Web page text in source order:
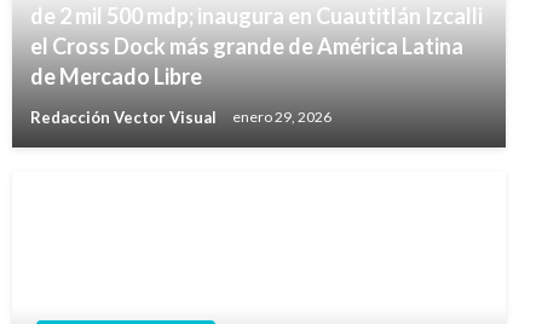
de 2 mil 500 mdp; inaugura en Cuautitlán Izcalli
el Cross Dock más grande de América Latina
de Mercado Libre
Redacción Vector Visual enero 29, 2026